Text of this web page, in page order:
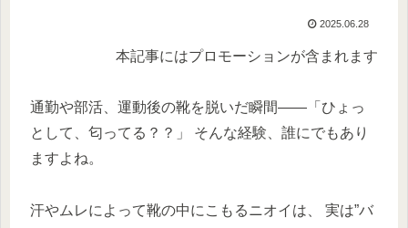
2025.06.28
本記事にはプロモーションが含まれます
通勤や部活、運動後の靴を脱いだ瞬間——「ひょっ
として、匂ってる？？」 そんな経験、誰にでもあり
ますよね。
汗やムレによって靴の中にこもるニオイは、 実は”バ